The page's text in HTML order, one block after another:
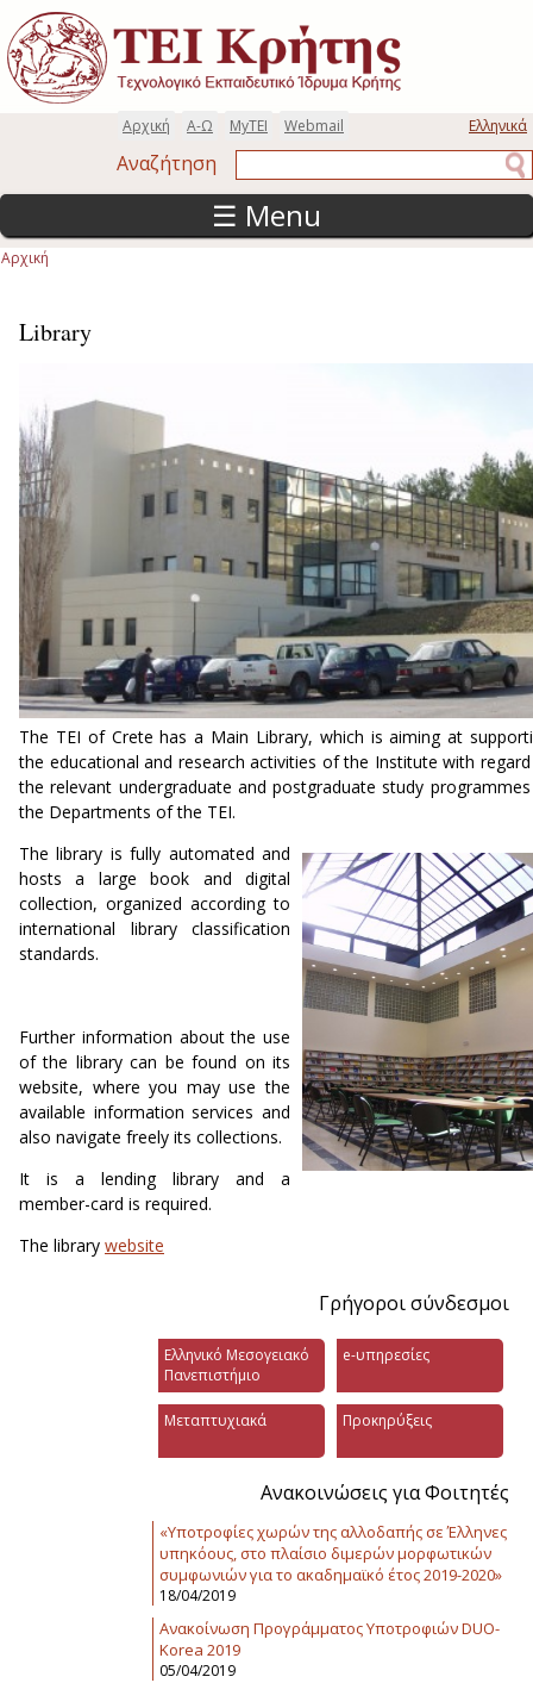
Παράκαμψη προς το κυρίως περιεχόμενο
Ελληνικά
Webmail
MyTEI
Α-Ω
Αρχική
Αναζήτηση
☰ Menu
Αρχική
Library
The TEI of Crete has a Main Library, which is aiming at
the educational and research activities of the Institute with
the relevant undergraduate and postgraduate study
the Departments of the TEI.
The library is fully automated and
hosts a large book and digital
collection, organized according to
international library classification
standards.
Further information about the use
of the library can be found on its
website, where you may use the
available information services and
also navigate freely its collections.
It is a lending library and a
member-card is required.
The library website
Γρήγοροι σύνδεσμοι
Ελληνικό Μεσογειακό
Πανεπιστήμιο
e-υπηρεσίες
Μεταπτυχιακά Προκηρύξεις
Ανακοινώσεις για Φοιτητές
«Υποτροφίες χωρών της αλλοδαπής σε Έλληνες
υπηκόους, στο πλαίσιο διμερών μορφωτικών
συμφωνιών για το ακαδημαϊκό έτος 2019-2020»
18/04/2019
Ανακοίνωση Προγράμματος Υποτροφιών DUO-
Korea 2019
05/04/2019